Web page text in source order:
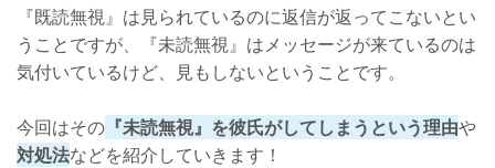
『既読無視』は見られているのに返信が返ってこないとい
うことですが、『未読無視』はメッセージが来ているのは
気付いているけど、見もしないということです。
今回はその 『未読無視』を彼氏がしてしまうという理由や
対処法などを紹介していきます！